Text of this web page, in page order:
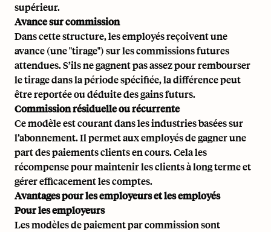
supérieur.
Avance sur commission
Dans cette structure, les employés reçoivent une
avance (une "tirage") sur les commissions futures
attendues. S’ils ne gagnent pas assez pour rembourser
le tirage dans la période spécifiée, la différence peut
être reportée ou déduite des gains futurs.
Commission résiduelle ou récurrente
Ce modèle est courant dans les industries basées sur
l’abonnement. Il permet aux employés de gagner une
part des paiements clients en cours. Cela les
récompense pour maintenir les clients à long terme et
gérer efficacement les comptes.
Avantages pour les employeurs et les employés
Pour les employeurs
Les modèles de paiement par commission sont